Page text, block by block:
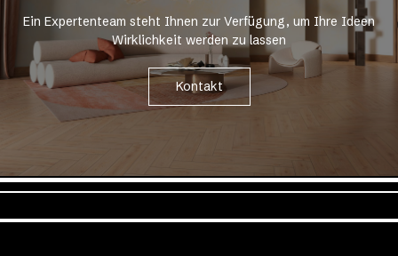
Ein Expertenteam steht Ihnen zur Verfügung, um Ihre Ideen
Wirklichkeit werden zu lassen
Kontakt